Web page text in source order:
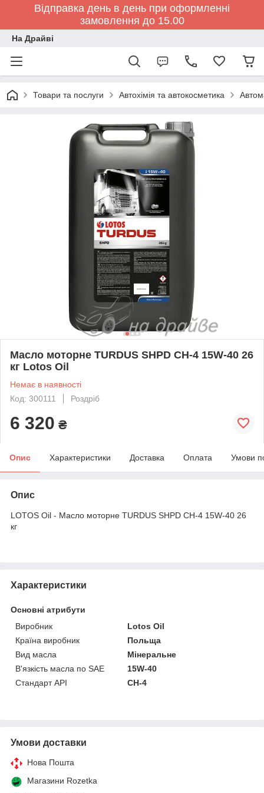
Відправка день в день при оформленні
замовлення до 15.00
На Драйві
Товари та послуги Автохімія та автокосметика
Масло моторне TURDUS SHPD CH-4 15W-40 26
кг Lotos Oil
Немає в наявності
Код: 300111
Роздріб
6 320 ₴
Опис Характеристики Доставка Оплата Умови
Опис
LOTOS Oil - Масло моторне TURDUS SHPD CH-4 15W-40 26
кг
Характеристики
Основні атрибути
Виробник
Lotos Oil
Країна виробник
Польща
Вид масла
Мінеральне
В'язкість масла по SAE
15W-40
Стандарт API
CH-4
Умови доставки
Нова Пошта
Магазини Rozetka